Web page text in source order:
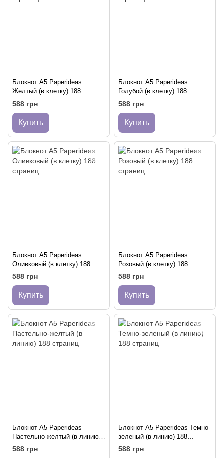
Блокнот A5 Paperideas
Желтый (в клетку) 188
страниц
588 грн
Купить
Блокнот A5 Paperideas
Голубой (в клетку) 188
страниц
588 грн
Купить
Блокнот A5 Paperideas
Оливковый (в клетку) 188
страниц
588 грн
Купить
Блокнот A5 Paperideas
Розовый (в клетку) 188
страниц
588 грн
Купить
Блокнот A5 Paperideas
Пастельно-желтый (в линию)
188 страниц
588 грн
Блокнот A5 Paperideas Темно-
зеленый (в линию) 188
страниц
588 грн